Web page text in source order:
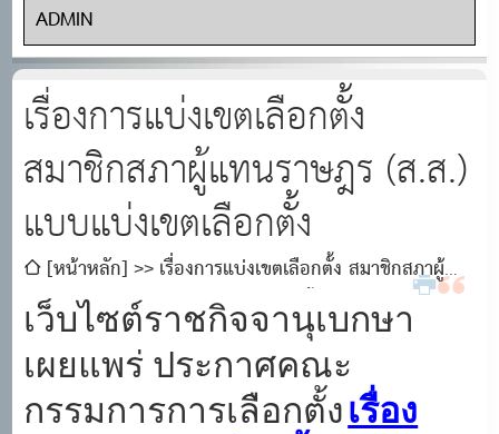
ADMIN
เรื่องการแบ่งเขตเลือกตั้ง
สมาชิกสภาผู้แทนราษฎร (ส.ส.)
แบบแบ่งเขตเลือกตั้ง
[หน้าหลัก]
เรื่องการแบ่งเขตเลือกตั้ง สมาชิกสภาผู้
แทนราษฎร (ส.ส.) แบบแบ่งเขตเลือกตั้ง
เว็บไซต์ราชกิจจานุเบกษา
เผยแพร่ ประกาศคณะ
กรรมการการเลือกตั้งเรื่อง